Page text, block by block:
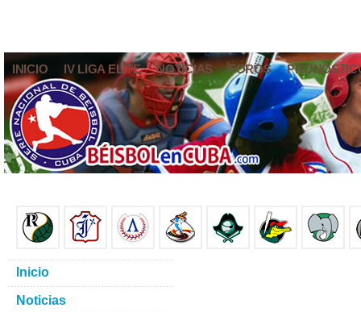
INICIO IV LIGA ELITE NOTICIAS FOROS
Inicio
Noticias